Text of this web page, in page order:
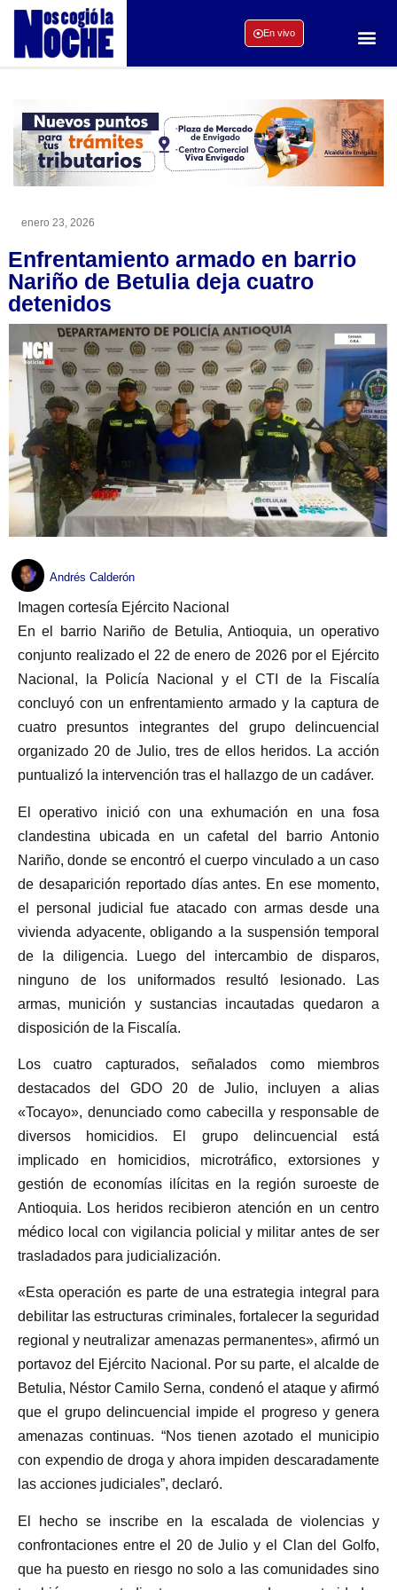
En vivo
enero 23, 2026
Enfrentamiento armado en barrio
Nariño de Betulia deja cuatro
detenidos
Andrés Calderón
Imagen cortesía Ejército Nacional
En el barrio Nariño de Betulia, Antioquia, un operativo
conjunto realizado el 22 de enero de 2026 por el Ejército
Nacional, la Policía Nacional y el CTI de la Fiscalía
concluyó con un enfrentamiento armado y la captura de
cuatro presuntos integrantes del grupo delincuencial
organizado 20 de Julio, tres de ellos heridos. La acción
puntualizó la intervención tras el hallazgo de un cadáver.
El operativo inició con una exhumación en una fosa
clandestina ubicada en un cafetal del barrio Antonio
Nariño, donde se encontró el cuerpo vinculado a un caso
de desaparición reportado días antes. En ese momento,
el personal judicial fue atacado con armas desde una
vivienda adyacente, obligando a la suspensión temporal
de la diligencia. Luego del intercambio de disparos,
ninguno de los uniformados resultó lesionado. Las
armas, munición y sustancias incautadas quedaron a
disposición de la Fiscalía.
Los cuatro capturados, señalados como miembros
destacados del GDO 20 de Julio, incluyen a alias
«Tocayo», denunciado como cabecilla y responsable de
diversos homicidios. El grupo delincuencial está
implicado en homicidios, microtráfico, extorsiones y
gestión de economías ilícitas en la región suroeste de
Antioquia. Los heridos recibieron atención en un centro
médico local con vigilancia policial y militar antes de ser
trasladados para judicialización.
«Esta operación es parte de una estrategia integral para
debilitar las estructuras criminales, fortalecer la seguridad
regional y neutralizar amenazas permanentes», afirmó un
portavoz del Ejército Nacional. Por su parte, el alcalde de
Betulia, Néstor Camilo Serna, condenó el ataque y afirmó
que el grupo delincuencial impide el progreso y genera
amenazas continuas. “Nos tienen azotado el municipio
con expendio de droga y ahora impiden descaradamente
las acciones judiciales”, declaró.
El hecho se inscribe en la escalada de violencias y
confrontaciones entre el 20 de Julio y el Clan del Golfo,
que ha puesto en riesgo no solo a las comunidades sino